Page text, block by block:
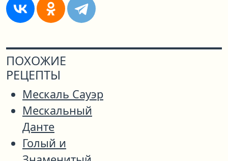
ПОХОЖИЕ
РЕЦЕПТЫ
Мескаль Сауэр
Мескальный
Данте
Голый и